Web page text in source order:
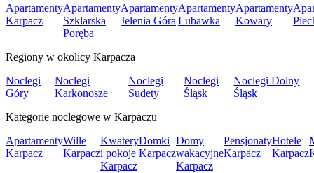
Apartamenty
Karpacz
Apartamenty
Szklarska
Poręba
Apartamenty
Jelenia Góra
Apartamenty
Lubawka
Apartamenty
Kowary
Regiony w okolicy Karpacza
Noclegi
Góry
Noclegi
Karkonosze
Noclegi
Sudety
Noclegi
Śląsk
Noclegi Dolny
Śląsk
Kategorie noclegowe w Karpaczu
Apartamenty
Karpacz
Wille
Karpacz
Kwatery
i pokoje
Karpacz
Domki
Karpacz
Domy
wakacyjne
Karpacz
Pensjonaty
Karpacz
Hotele
Karpacz